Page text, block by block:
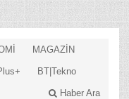
MAGAZİN
BT|Tekno
Haber Ara